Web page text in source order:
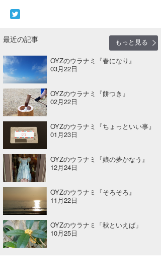
最近の記事
もっと見る
OYZのウラナミ『春になり』
03月22日
OYZのウラナミ『餅つき』
02月22日
OYZのウラナミ『ちょっといい事』
01月23日
OYZのウラナミ『娘の夢かなう』
12月24日
OYZのウラナミ『そろそろ』
11月22日
OYZのウラナミ「秋といえば」
10月25日
YUKI☆
たっちー
ハンマー
まっきー
三輪予報士
小川予報士
上田純子
上條将美
唐澤予報士
SancheZ
ゴン